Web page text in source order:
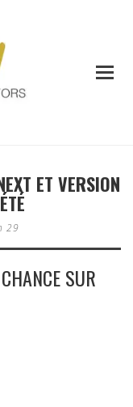
ET VERSION
29
SUR